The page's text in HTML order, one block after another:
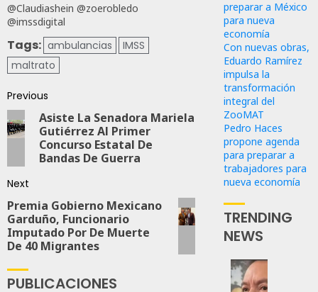
@Claudiashein @zoerobledo
@imssdigital
Tags: ambulancias
IMSS
maltrato
Previous
Asiste La Senadora Mariela
Gutiérrez Al Primer
Concurso Estatal De
Bandas De Guerra
Next
Premia Gobierno Mexicano
Garduño, Funcionario
Imputado Por De Muerte
De 40 Migrantes
PUBLICACIONES
preparar a México
para nueva
economía
Con nuevas obras,
Eduardo Ramírez
impulsa la
transformación
integral del
ZooMAT
Pedro Haces
propone agenda
para preparar a
trabajadores para
nueva economía
TRENDING
NEWS